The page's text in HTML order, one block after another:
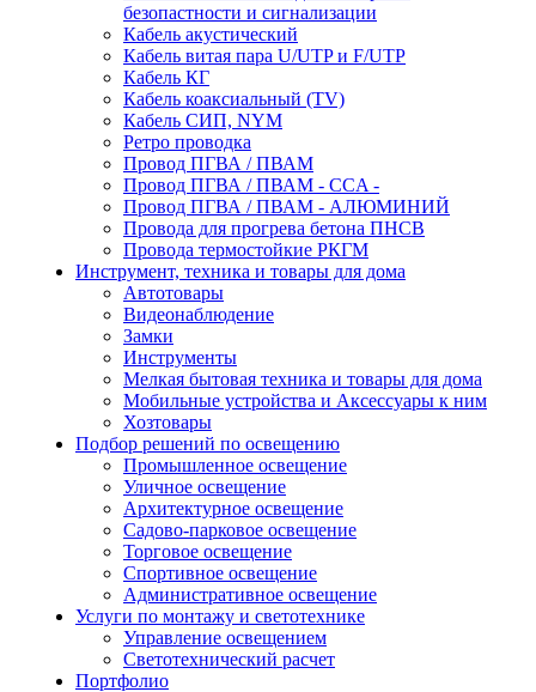
безопастности и сигнализации
Кабель акустический
Кабель витая пара U/UTP и F/UTP
Кабель КГ
Кабель коаксиальный (TV)
Кабель СИП, NYM
Ретро проводка
Провод ПГВА / ПВАМ
Провод ПГВА / ПВАМ - CCA -
Провод ПГВА / ПВАМ - АЛЮМИНИЙ
Провода для прогрева бетона ПНСВ
Провода термостойкие РКГМ
Инструмент, техника и товары для дома
Автотовары
Видеонаблюдение
Замки
Инструменты
Мелкая бытовая техника и товары для дома
Мобильные устройства и Аксессуары к ним
Хозтовары
Подбор решений по освещению
Промышленное освещение
Уличное освещение
Архитектурное освещение
Садово-парковое освещение
Торговое освещение
Спортивное освещение
Административное освещение
Услуги по монтажу и светотехнике
Управление освещением
Светотехнический расчет
Портфолио